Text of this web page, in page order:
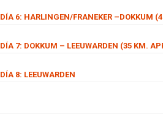
DÍA 6: HARLINGEN/FRANEKER –DOKKUM
DÍA 7: DOKKUM – LEEUWARDEN (35 KM.
DÍA 8: LEEUWARDEN